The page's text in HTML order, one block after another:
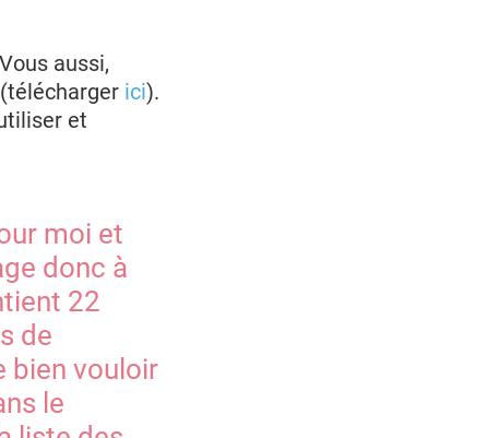
aussi,
ici).
et
moi et
donc à
22
de
bien vouloir
le